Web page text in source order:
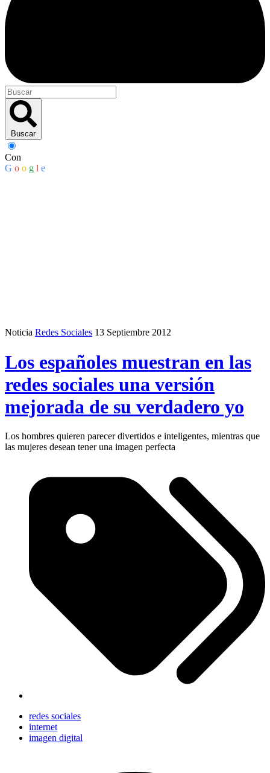
Buscar
Con
G o o g l e
Noticia Redes Sociales 13 Septiembre 2012
Los españoles muestran en las
redes sociales una versión
mejorada de su verdadero yo
Los hombres quieren parecer divertidos e inteligentes, mientras que
las mujeres desean tener una imagen perfecta
redes sociales
internet
imagen digital